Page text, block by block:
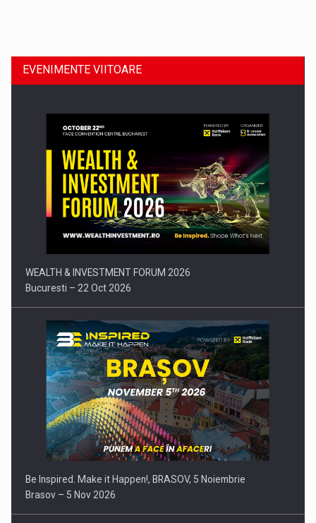
Comunicat de presa: Joburile part-time reincep sa intre pe…
EVENIMENTE VIITOARE
WEALTH & INVESTMENT FORUM 2026
Bucuresti – 22 Oct 2026
Be Inspired. Make it Happen!, BRASOV, 5 Noiembrie
Brasov – 5 Nov 2026